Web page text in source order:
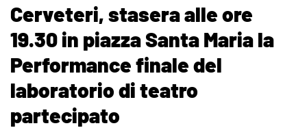
Cerveteri, stasera alle ore
19.30 in piazza Santa Maria la
Performance finale del
laboratorio di teatro
partecipato